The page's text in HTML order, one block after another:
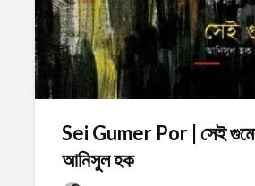
Sei Gumer Por | সেই
আনিসুল হক